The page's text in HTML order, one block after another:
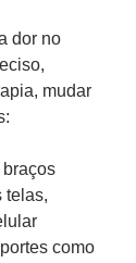
dor no
mudar
braços
telas,
como